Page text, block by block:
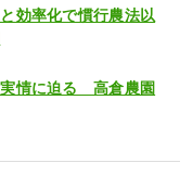
効率化で慣行農法以
情に迫る 高倉農園